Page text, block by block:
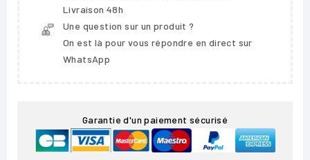
Livraison 48h
Une question sur un produit ?
On est là pour vous répondre en direct sur
WhatsApp
Garantie d'un paiement sécurisé